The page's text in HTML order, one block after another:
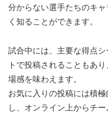
分からない選手たちのキ
く知ることができます。
試合中には、主要な得点
トで投稿されることもあ
場感を味わえます。
お気に入りの投稿には積
し、オンライン上からチ